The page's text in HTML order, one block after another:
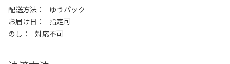
配送方法
ゆうパック
お届け日
指定可
のし
対応不可